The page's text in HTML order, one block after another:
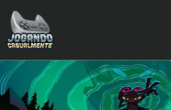
Jogando Casualmente
Conteúdo family friendly sobre games! Desde 2019 analisando jogos.